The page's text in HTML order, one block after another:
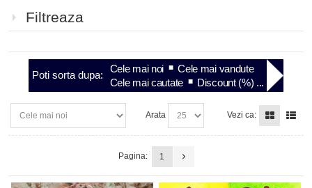
Filtreaza
Poti sorta dupa:
Cele mai noi
Cele mai vandute
Cele mai cautate
Discount (%) ...
Arata Vezi ca:
Pagina: 1